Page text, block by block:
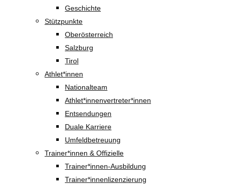
Geschichte
Stützpunkte
Oberösterreich
Salzburg
Tirol
Athlet*innen
Nationalteam
Athlet*innenvertreter*innen
Entsendungen
Duale Karriere
Umfeldbetreuung
Trainer*innen & Offizielle
Trainer*innen-Ausbildung
Trainer*innenlizenzierung